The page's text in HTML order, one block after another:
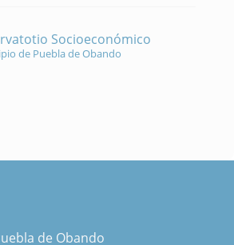
Socioeconómico
de Puebla de Obando
de Obando